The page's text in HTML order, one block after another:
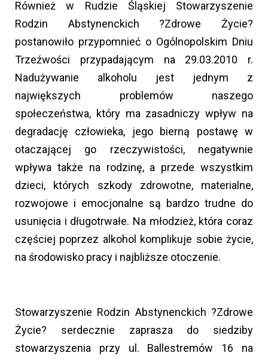
Również w Rudzie Śląskiej Stowarzyszenie
Rodzin Abstynenckich ?Zdrowe Życie?
postanowiło przypomnieć o Ogólnopolskim Dniu
Trzeźwości przypadającym na 29.03.2010 r.
Nadużywanie alkoholu jest jednym z
największych problemów naszego
społeczeństwa, który ma zasadniczy wpływ na
degradację człowieka, jego bierną postawę w
otaczającej go rzeczywistości, negatywnie
wpływa także na rodzinę, a przede wszystkim
dzieci, których szkody zdrowotne, materialne,
rozwojowe i emocjonalne są bardzo trudne do
usunięcia i długotrwałe. Na młodzież, która coraz
częściej poprzez alkohol komplikuje sobie życie,
na środowisko pracy i najbliższe otoczenie.
Stowarzyszenie Rodzin Abstynenckich ?Zdrowe
Życie? serdecznie zaprasza do siedziby
stowarzyszenia przy ul. Ballestremów 16 na